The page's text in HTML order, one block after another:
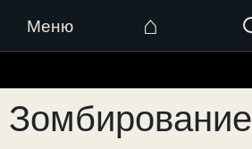
Меню ⌂
к
содержимому
Зомбирование